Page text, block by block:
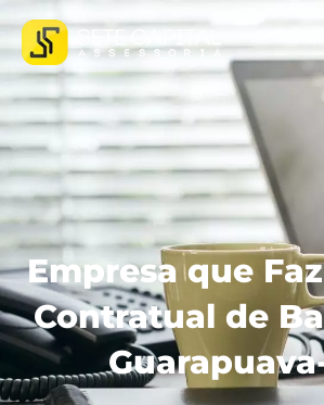
Empresa que
Contratual de